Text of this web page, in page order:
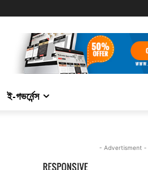
ই-গভর্নেন্স
- Advertisment -